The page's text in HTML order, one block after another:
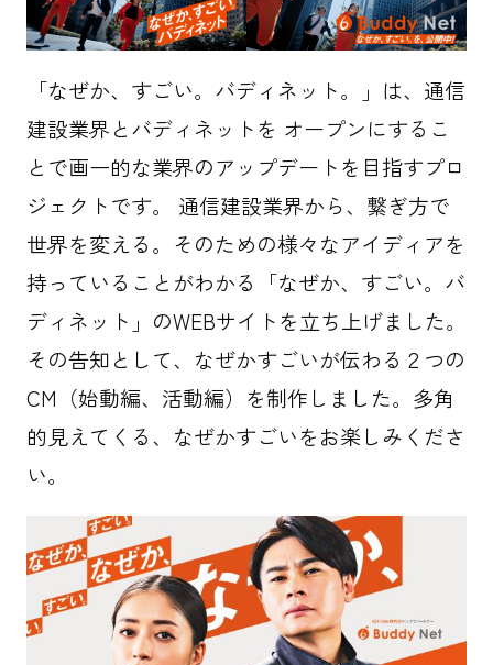
「なぜか、すごい。バディネット。」は、通信
建設業界とバディネットを オープンにするこ
とで画一的な業界のアップデートを目指すプロ
ジェクトです。 通信建設業界から、繋ぎ方で
世界を変える。そのための様々なアイディアを
持っていることがわかる「なぜか、すごい。バ
ディネット」のWEBサイトを立ち上げました。
その告知として、なぜかすごいが伝わる２つの
CM（始動編、活動編）を制作しました。多角
的見えてくる、なぜかすごいをお楽しみくださ
い。